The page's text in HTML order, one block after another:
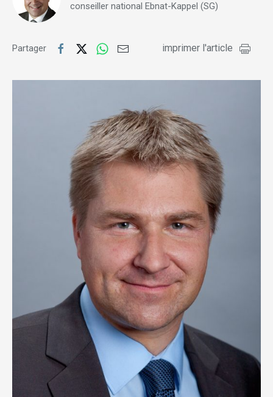
conseiller national Ebnat-Kappel (SG)
Partager imprimer l'article